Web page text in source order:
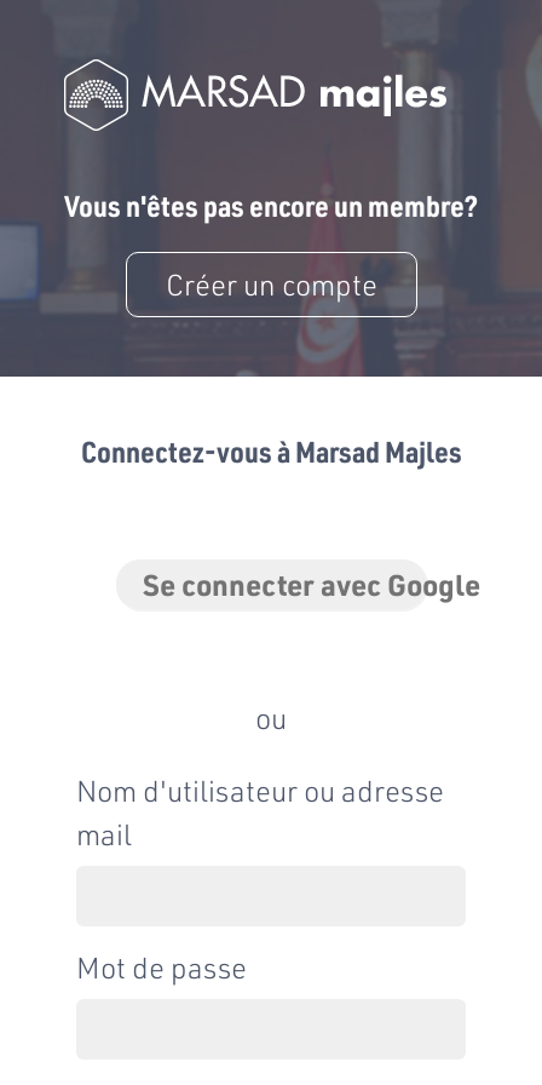
Vous n'êtes pas encore un membre?
Créer un compte
Connectez-vous à Marsad Majles
Se connecter avec Google
ou
Nom d'utilisateur ou adresse
mail
Mot de passe